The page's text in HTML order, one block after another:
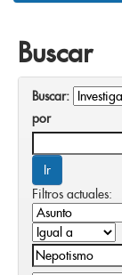
Buscar
Buscar:
por
Filtros actuales: